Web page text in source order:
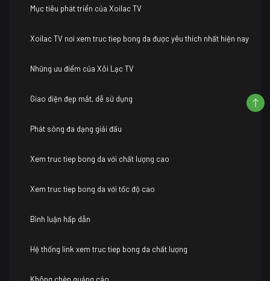
Mục tiêu phát triển của Xoilac TV
Xoilac TV nơi xem truc tiep bong da được yêu thích nhất hiện nay
Những ưu điểm của Xôi Lạc TV
Giao diện đẹp mắt, dễ sử dụng
Phát sóng đa dạng giải đấu
Xem truc tiep bong da với chất lượng cao
Xem truc tiep bong da với tốc độ cao
Bình luận hấp dẫn
Hệ thống link xem truc tiep bong da chất lượng